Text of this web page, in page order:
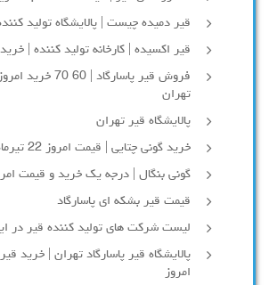
قیر دمیده چیست | پالایشگاه تولید
قیر اکسیده | کارخانه تولید کننده | خرید
فروش قیر پاسارگاد |
تهران
پالایشگاه قیر تهران
خرید گونی چتایی | قیمت امروز 22 تیرماه 1405
گونی بنگال | درجه یک خرید و قیمت
قیمت قیر بشکه ای پاسارگاد
لیست شرکت های تولید کننده قیر در
امروز